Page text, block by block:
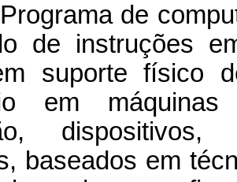
de
de instruções
suporte físico
em
baseados em